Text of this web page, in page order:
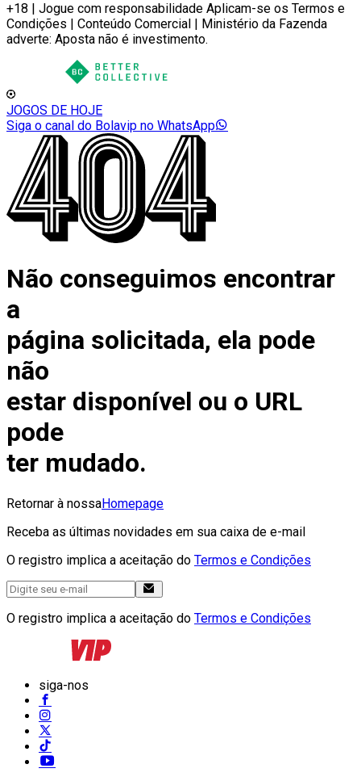
+18 | Jogue com responsabilidade Aplicam-se os Termos e
Condições | Conteúdo Comercial | Ministério da Fazenda
adverte: Aposta não é investimento.
JOGOS DE HOJE
Siga o canal do Bolavip no WhatsApp
Não conseguimos encontrar
a
página solicitada, ela pode
não
estar disponível ou o URL
pode
ter mudado.
Retornar à nossaHomepage
Receba as últimas novidades em sua caixa de e-mail
O registro implica a aceitação do Termos e Condições
O registro implica a aceitação do Termos e Condições
siga-nos